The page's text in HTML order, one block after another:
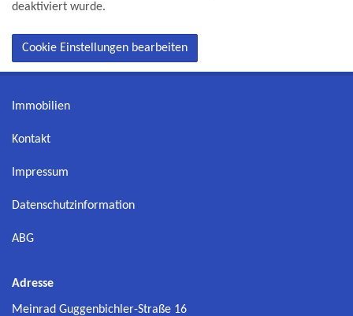
deaktiviert wurde.
Cookie Einstellungen bearbeiten
Immobilien
Kontakt
Impressum
Datenschutzinformation
ABG
Adresse
Meinrad Guggenbichler-Straße 16